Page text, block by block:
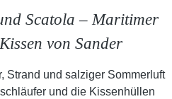
Scatola – Maritimer
von Sander
Strand und salziger Sommerluft
und die Kissenhüllen